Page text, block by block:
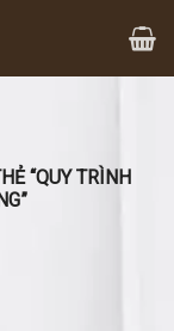
“QUY TRÌNH